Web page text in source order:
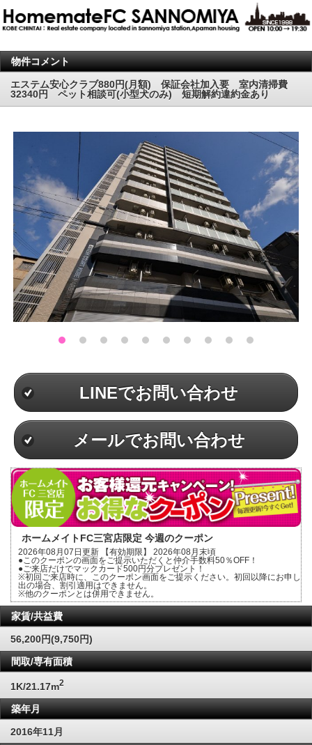
物件コメント
エステム安心クラブ880円(月額) 保証会社加入要 室内清掃費
32340円 ペット相談可(小型犬のみ) 短期解約違約金あり
LINEでお問い合わせ
メールでお問い合わせ
ホームメイトFC三宮店限定 今週のクーポン
2026年08月07日更新 【有効期限】 2026年08月末頃
●このクーポンの画面をご提示いただくと仲介手数料50％OFF！
●ご来店だけでマックカード500円分プレゼント！
※初回ご来店時に、このクーポン画面をご提示ください。初回以降にお申し
出の場合、割引適用はできません。
※他のクーポンとは併用できません。
家賃/共益費
56,200円(9,750円)
間取/専有面積
1K/21.17m2
築年月
2016年11月